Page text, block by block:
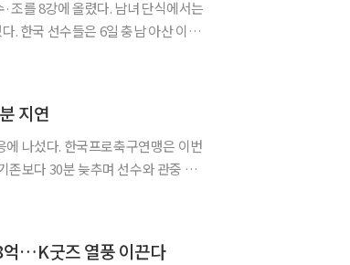
조를 8강에 올렸다. 남녀 단식에서는
순
지연
나섰다. 한국프로축구연맹은 이번
존보다 30분 늦추며 선수와 관중 보
억…K굿즈 열풍 이끈다